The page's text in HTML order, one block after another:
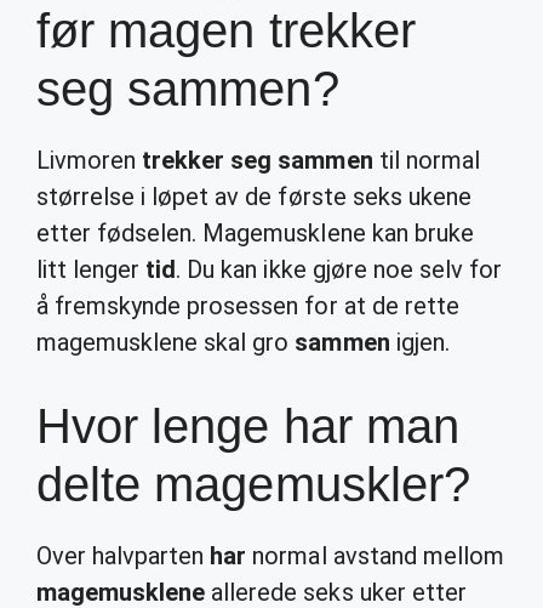
før magen trekker
seg sammen?
Livmoren trekker seg sammen til normal
størrelse i løpet av de første seks ukene
etter fødselen. Magemusklene kan bruke
litt lenger tid. Du kan ikke gjøre noe selv for
å fremskynde prosessen for at de rette
magemusklene skal gro sammen igjen.
Hvor lenge har man
delte magemuskler?
Over halvparten har normal avstand mellom
magemusklene allerede seks uker etter